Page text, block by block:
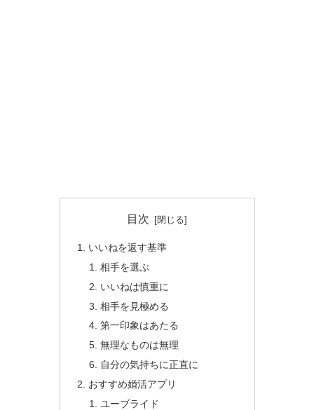
目次
いいねを返す基準
相手を選ぶ
いいねは慎重に
相手を見極める
第一印象はあたる
無理なものは無理
自分の気持ちに正直に
おすすめ婚活アプリ
ユーブライド